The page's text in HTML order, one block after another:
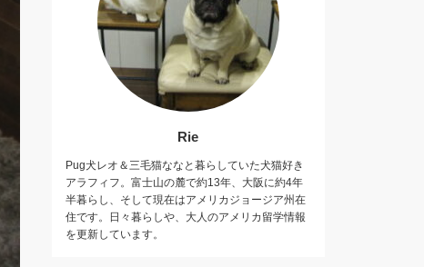
Rie
Pug犬レオ＆三毛猫ななと暮らしていた犬猫好き
アラフィフ。富士山の麓で約13年、大阪に約4年
半暮らし、そして現在はアメリカジョージア州在
住です。日々暮らしや、大人のアメリカ留学情報
を更新しています。